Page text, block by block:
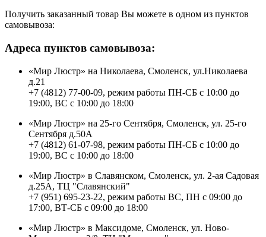
Получить заказанный товар Вы можете в одном из пунктов
самовывоза:
Адреса пунктов самовывоза:
«Мир Люстр» на Николаева, Смоленск, ул.Николаева
д.21
+7 (4812) 77-00-09, режим работы ПН-СБ с 10:00 до
19:00, ВС с 10:00 до 18:00
«Мир Люстр» на 25-го Сентября, Смоленск, ул. 25-го
Сентября д.50А
+7 (4812) 61-07-98, режим работы ПН-СБ с 10:00 до
19:00, ВС с 10:00 до 18:00
«Мир Люстр» в Славянском, Смоленск, ул. 2-ая Садовая
д.25А, ТЦ "Славянский"
+7 (951) 695-23-22, режим работы ВС, ПН с 09:00 до
17:00, ВТ-СБ с 09:00 до 18:00
«Мир Люстр» в Максидоме, Смоленск, ул. Ново-